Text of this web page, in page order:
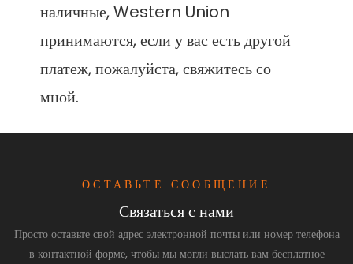
наличные, Western Union
принимаются, если у вас есть другой
платеж, пожалуйста, свяжитесь со
ОСТАВЬТЕ СООБЩЕНИЕ
Связаться с нами
Просто оставьте свой адрес электронной почты или номер телефона
в контактной форме, чтобы мы могли выслать вам бесплатное